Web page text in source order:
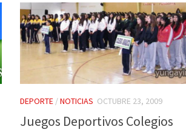
DEPORTE /NOTICIAS OCTUBRE 23, 2009
Juegos Deportivos Colegios